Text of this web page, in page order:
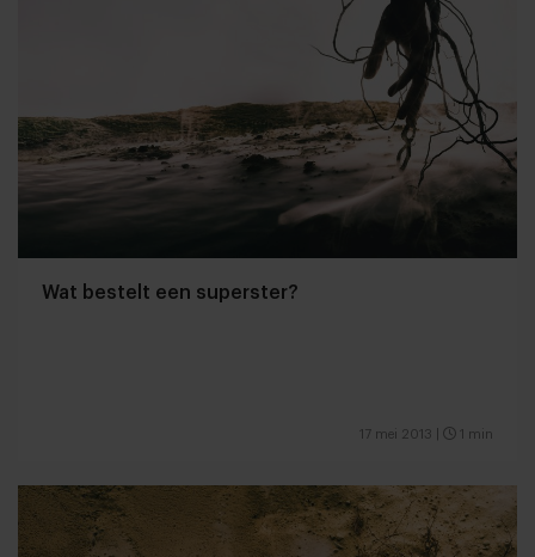
Wat bestelt een superster?
17 mei 2013 1 min